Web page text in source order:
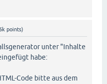
points)
unter "Inhalte
habe:
Code bitte aus dem